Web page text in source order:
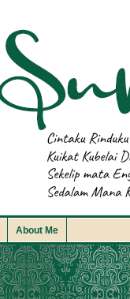
About Me